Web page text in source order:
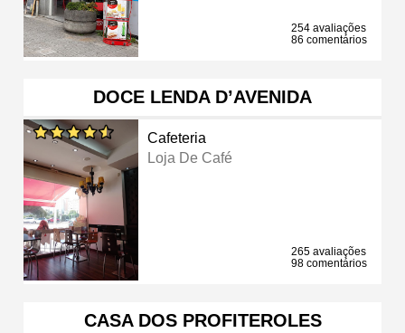
254 avaliações
86 comentários
DOCE LENDA D’AVENIDA
Cafeteria
Loja De Café
265 avaliações
98 comentários
CASA DOS PROFITEROLES